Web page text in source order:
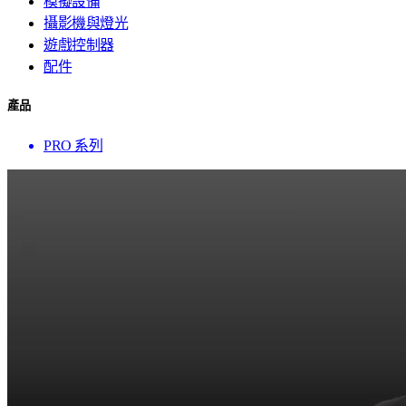
攝影機與燈光
遊戲控制器
配件
產品
PRO 系列